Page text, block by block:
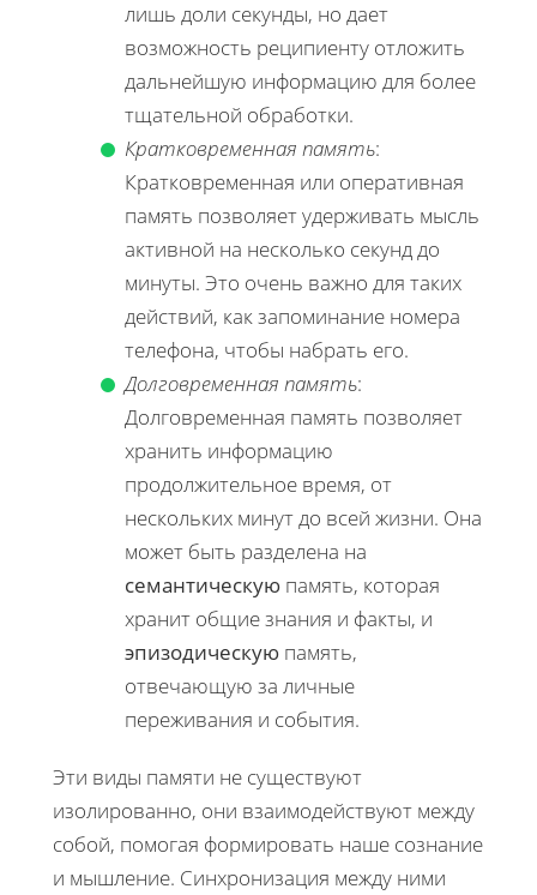
лишь доли секунды, но дает
возможность реципиенту отложить
дальнейшую информацию для более
тщательной обработки.
Кратковременная память:
Кратковременная или оперативная
память позволяет удерживать мысль
активной на несколько секунд до
минуты. Это очень важно для таких
действий, как запоминание номера
телефона, чтобы набрать его.
Долговременная память:
Долговременная память позволяет
хранить информацию
продолжительное время, от
нескольких минут до всей жизни. Она
может быть разделена на
семантическую память, которая
хранит общие знания и факты, и
эпизодическую память,
отвечающую за личные
переживания и события.
Эти виды памяти не существуют
изолированно, они взаимодействуют между
собой, помогая формировать наше сознание
и мышление. Синхронизация между ними